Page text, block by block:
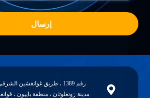
إرسال
رقم 1389 ، طريق غوانغشين
مدينة زونغلوتان ، منطقة باييون ،